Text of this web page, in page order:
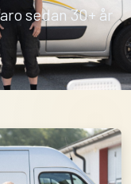
sedan 30+ år